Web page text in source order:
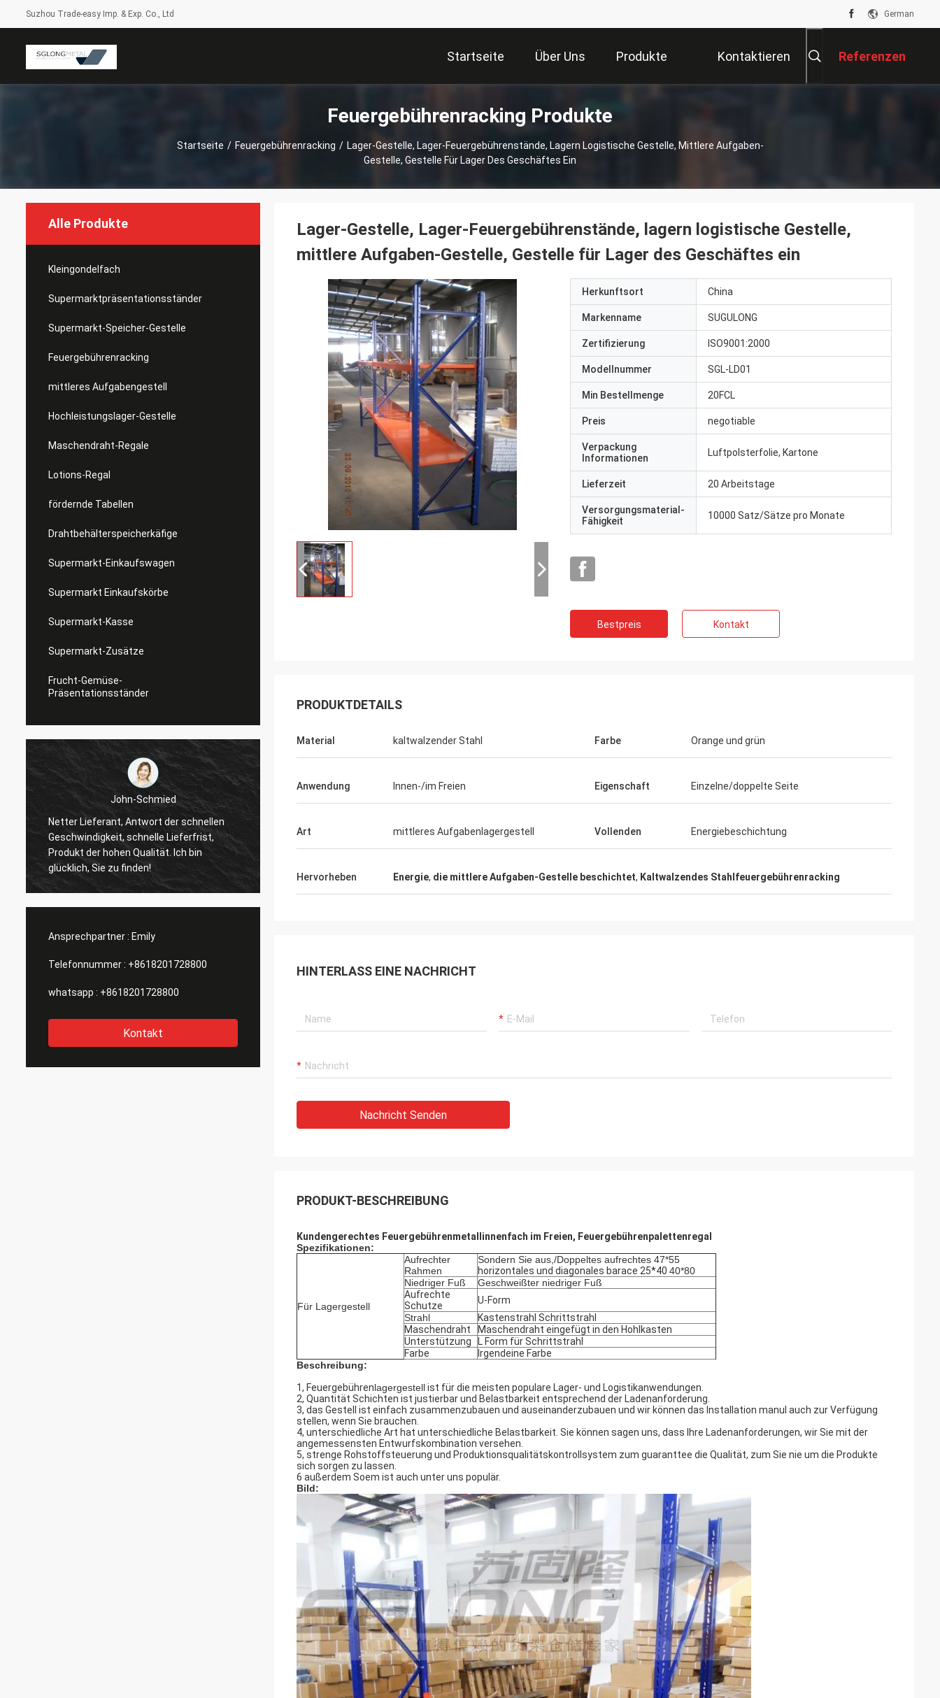
Suzhou Trade-easy Imp. & Exp. Co., Ltd German
Startseite Über Uns Produkte Kontaktieren Referenzen
Feuergebührenracking Produkte
Startseite / Feuergebührenracking / Lager-Gestelle, Lager-Feuergebührenstände, Lagern Logistische Gestelle, Mittlere Aufgaben-
Gestelle, Gestelle Für Lager Des Geschäftes Ein
Alle Produkte
Kleingondelfach
Supermarktpräsentationsständer
Supermarkt-Speicher-Gestelle
Feuergebührenracking
mittleres Aufgabengestell
Hochleistungslager-Gestelle
Maschendraht-Regale
Lotions-Regal
fördernde Tabellen
Drahtbehälterspeicherkäfige
Supermarkt-Einkaufswagen
Supermarkt Einkaufskörbe
Supermarkt-Kasse
Supermarkt-Zusätze
Frucht-Gemüse-
Präsentationsständer
John-Schmied
Netter Lieferant, Antwort der schnellen
Geschwindigkeit, schnelle Lieferfrist,
Produkt der hohen Qualität. Ich bin
glücklich, Sie zu finden!
Mohamed Rebai
Ich bin mit dem Service dieser Firma sehr
Ansprechpartner : Emily
Telefonnummer : +8618201728800
whatsapp : +8618201728800
Kontakt
Lager-Gestelle, Lager-Feuergebührenstände, lagern logistische Gestelle,
mittlere Aufgaben-Gestelle, Gestelle für Lager des Geschäftes ein
Herkunftsort China
Markenname SUGULONG
Zertifizierung ISO9001:2000
Modellnummer SGL-LD01
Min Bestellmenge 20FCL
Preis negotiable
Verpackung
Informationen
Luftpolsterfolie, Kartone
Lieferzeit 20 Arbeitstage
Versorgungsmaterial-
Fähigkeit
10000 Satz/Sätze pro Monate
Bestpreis Kontakt
PRODUKTDETAILS
Material kaltwalzender Stahl Farbe Orange und grün
Anwendung Innen-/im Freien Eigenschaft Einzelne/doppelte Seite
Art mittleres Aufgabenlagergestell Vollenden Energiebeschichtung
Hervorheben Energie, die mittlere Aufgaben-Gestelle beschichtet, Kaltwalzendes Stahlfeuergebührenracking
HINTERLASS EINE NACHRICHT
Nachricht Senden
PRODUKT-BESCHREIBUNG
Kundengerechtes Feuergebührenmetallinnenfach im Freien, Feuergebührenpalettenregal
Spezifikationen:
Für Lagergestell
Aufrechter
Rahmen
Sondern Sie aus,/Doppeltes aufrechtes 47*55
horizontales und diagonales barace 25*40 40*80
Niedriger Fuß
Geschweißter niedriger Fuß
Aufrechte
Schutze
U-Form
Strahl
Kastenstrahl Schrittstrahl
Maschendraht
Maschendraht eingefügt in den Hohlkasten
Unterstützung
L Form für Schrittstrahl
Farbe
Irgendeine Farbe
Beschreibung:
1, Feuergebührenlagergestellist für die meisten populare Lager- und Logistikanwendungen.
2, Quantität Schichten ist justierbar und Belastbarkeit entsprechend der Ladenanforderung.
3, das Gestell ist einfach zusammenzubauen und auseinanderzubauen und wir können das Installation manul auch zur Verfügung
stellen, wenn Sie brauchen.
4, unterschiedliche Art hat unterschiedliche Belastbarkeit. Sie können sagen uns, dass Ihre Ladenanforderungen, wir Sie mit der
angemessensten Entwurfskombination versehen.
5, strenge Rohstoffsteuerung und Produktionsqualitätskontrollsystem zum guaranttee die Qualität, zum Sie nie um die Produkte
sich sorgen zu lassen.
6 außerdem Soem ist auch unter uns populär.
Bild: